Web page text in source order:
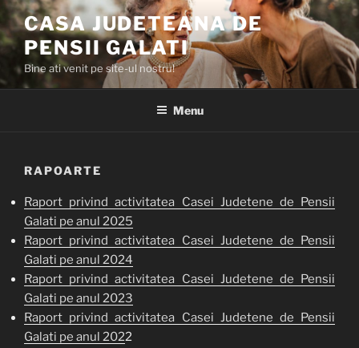
Skip
to
content
CASA JUDETEANA DE
PENSII GALATI
Bine ati venit pe site-ul nostru!
Menu
RAPOARTE
Raport privind activitatea Casei Judetene de Pensii
Galati pe anul 2025
Raport privind activitatea Casei Judetene de Pensii
Galati pe anul 2024
Raport privind activitatea Casei Judetene de Pensii
Galati pe anul 2023
Raport privind activitatea Casei Judetene de Pensii
Galati pe anul 2022